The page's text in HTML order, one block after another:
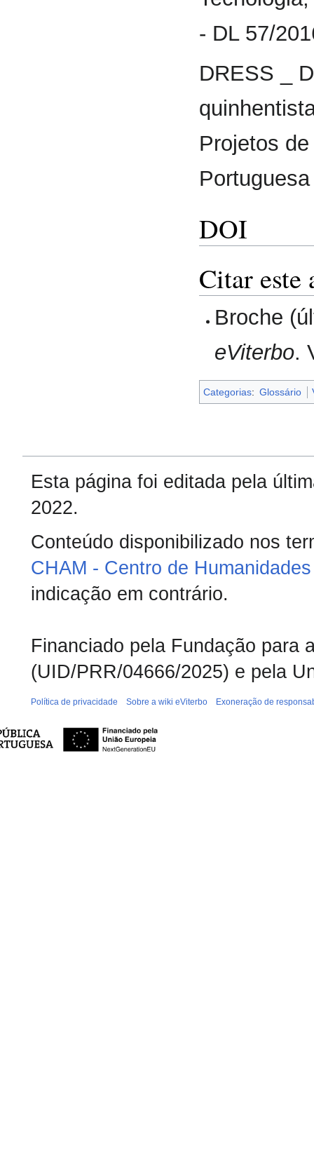
- DL 57/
DRESS _
Projetos
DOI
Citar este
Broche
eViterbo.
Categorias: Glossário
Esta página foi editada pela
2022.
Conteúdo disponibilizado nos
CHAM - Centro de
indicação em contrário.
Financiado pela Fundação para
(UID/PRR/04666/2025) e pela
Política de privacidade Sobre a wiki eViterbo Exoneração de